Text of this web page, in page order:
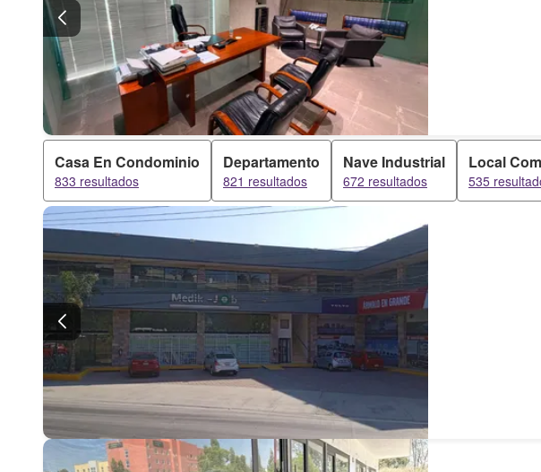
Casa En Condominio
833 resultados
Departamento
821 resultados
Nave Industrial
672 resultados
Local
535